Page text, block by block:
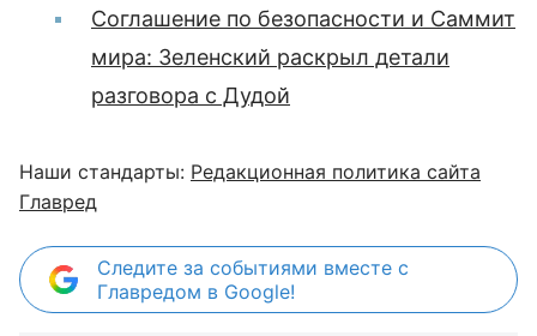
Соглашение по безопасности и Саммит
мира: Зеленский раскрыл детали
разговора с Дудой
Наши стандарты: Редакционная политика сайта
Главред
Следите за событиями вместе с
Главредом в Google!